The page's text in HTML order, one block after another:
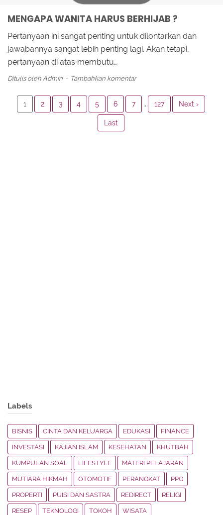
MENGAPA WANITA HARUS BERHIJAB ?
Pertanyaan ini sangat penting untuk dilontarkan dan
jawabannya sangat lebih penting lagi. Akan tetapi,
pertanyaan di atas membutu…
Ditulis oleh Admin Tambahkan komentar
1 2 3 4 5 6 7 ... 127 Next ›
Last
Labels
BISNIS CINTA DAN KELUARGA EDUKASI FINANCE
INVESTASI KAJIAN ISLAM KESEHATAN KHUTBAH
KUMPULAN SOAL LIFESTYLE MATERI PELAJARAN
MUTIARA HIKMAH OTOMOTIF PERANGKAT PPG
PROPERTI PUISI DAN SASTRA REDIRECT RELIGI
RESEP TEKNOLOGI TOKOH WISATA